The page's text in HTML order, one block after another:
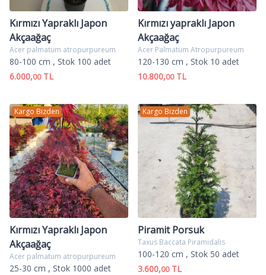
Kırmızı Yapraklı Japon
Akçaağaç
Acer palmatum atropurpureum
80-100 cm , Stok 100 adet
6.000,00TL
Kırmızı yapraklı Japon
Akçaağaç
Acer Palmatum Atropurpureum
120-130 cm , Stok 10 adet
10.800,00TL
Kargo Bizden
Kırmızı Yapraklı Japon
Akçaağaç
Acer palmatum atropurpureum
25-30 cm , Stok 1000 adet
Kargo Bizden
Piramit Porsuk
Taxus Baccata Piramidalis
100-120 cm , Stok 50 adet
3.600,00TL